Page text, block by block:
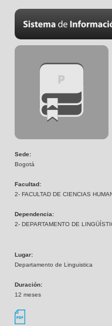
Sede:
Bogotá
Facultad:
2- FACULTAD DE CIENCIAS
Dependencia:
2- DEPARTAMENTO DE
Lugar:
Departamento de Linguistica
Duración:
12 meses